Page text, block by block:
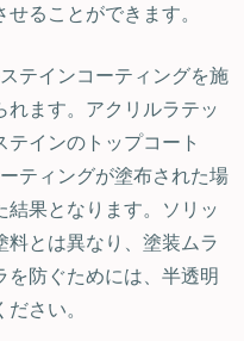
ることができます。
テインコーティングを施
ます。アクリルラテッ
インのトップコート
ティングが塗布された場
果となります。ソリッ
料とは異なり、塗装ムラ
を防ぐためには、半透明
さい。